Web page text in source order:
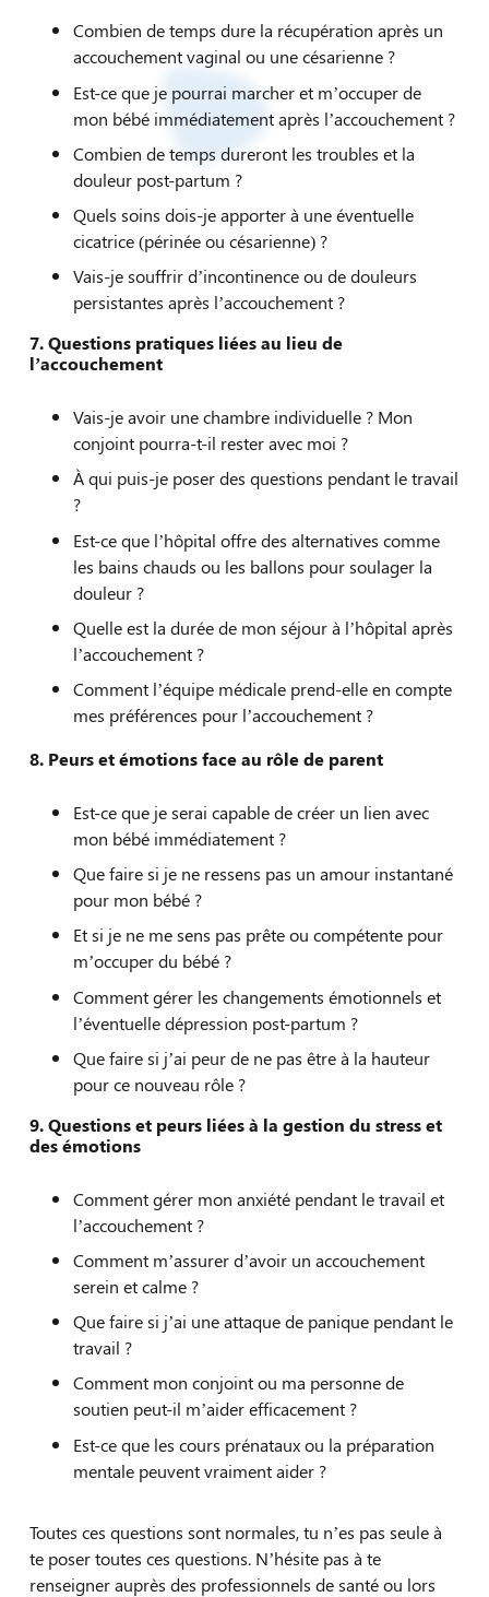
Combien de temps dure la récupération après un
accouchement vaginal ou une césarienne ?
Est-ce que je pourrai marcher et m’occuper de
mon bébé immédiatement après l’accouchement ?
Combien de temps dureront les troubles et la
douleur post-partum ?
Quels soins dois-je apporter à une éventuelle
cicatrice (périnée ou césarienne) ?
Vais-je souffrir d’incontinence ou de douleurs
persistantes après l’accouchement ?
7.Questions pratiques liées au lieu de
l’accouchement
Vais-je avoir une chambre individuelle ? Mon
conjoint pourra-t-il rester avec moi ?
À qui puis-je poser des questions pendant le travail
?
Est-ce que l’hôpital offre des alternatives comme
les bains chauds ou les ballons pour soulager la
douleur ?
Quelle est la durée de mon séjour à l’hôpital après
l’accouchement ?
Comment l’équipe médicale prend-elle en compte
mes préférences pour l’accouchement ?
8. Peurs et émotions face au rôle de parent
Est-ce que je serai capable de créer un lien avec
mon bébé immédiatement ?
Que faire si je ne ressens pas un amour instantané
pour mon bébé ?
Et si je ne me sens pas prête ou compétente pour
m’occuper du bébé ?
Comment gérer les changements émotionnels et
l’éventuelle dépression post-partum ?
Que faire si j’ai peur de ne pas être à la hauteur
pour ce nouveau rôle ?
9.Questions et peurs liées à la gestion du stress et
des émotions
Comment gérer mon anxiété pendant le travail et
l’accouchement ?
Comment m’assurer d’avoir un accouchement
serein et calme ?
Que faire si j’ai une attaque de panique pendant le
travail ?
Comment mon conjoint ou ma personne de
soutien peut-il m’aider efficacement ?
Est-ce que les cours prénataux ou la préparation
mentale peuvent vraiment aider ?
Toutes ces questions sont normales, tu n’es pas seule à
te poser toutes ces questions. N’hésite pas à te
renseigner auprès des professionnels de santé ou lors